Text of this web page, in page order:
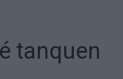
tanquen